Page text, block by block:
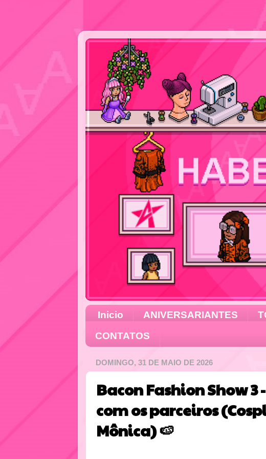
Inicio ANIVERSARIANTES
CONTATOS
DOMINGO, 31 DE MAIO DE 2026
Bacon Fashion Show 3
com os parceiros
Mônica) 🍉